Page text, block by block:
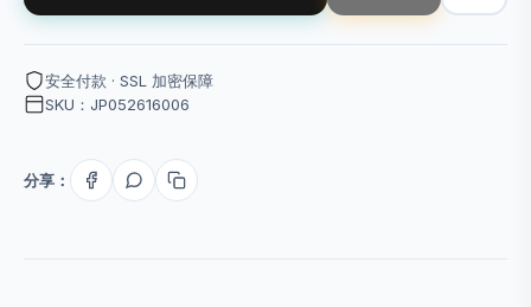
安全付款 · SSL 加密保障
SKU：JP052616006
分享：